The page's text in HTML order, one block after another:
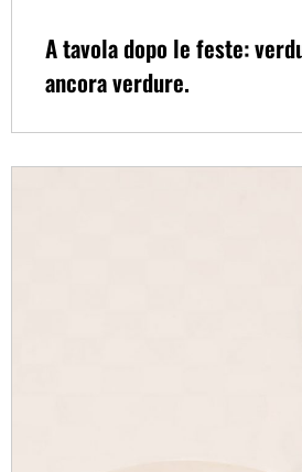
A tavola dopo le feste:
ancora verdure.